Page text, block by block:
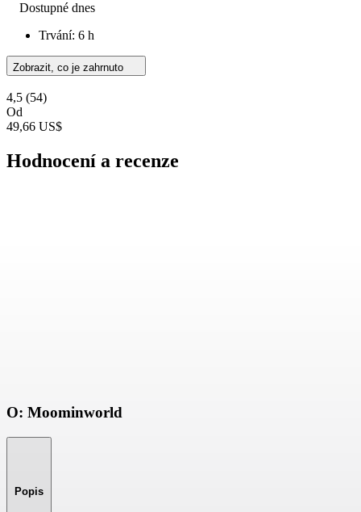
Dostupné dnes
Trvání: 6 h
Zobrazit, co je zahrnuto
4,5 (54)
Od
49,66 US$
Hodnocení a recenze
O: Moominworld
Popis